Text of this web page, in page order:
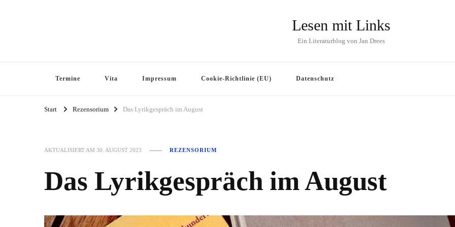
Lesen mit Links
Ein Literaturblog von Jan Drees
Termine Vita Impressum Cookie-Richtlinie (EU) Datenschutz
Start Rezensorium Das Lyrikgespräch im August
AKTUALISIERT AM 30. AUGUST 2023 REZENSORIUM
Das Lyrikgespräch im August